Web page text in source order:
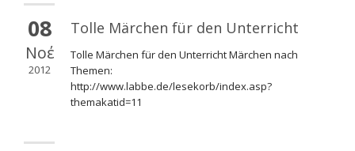
08
Νοέ
2012
Tolle Märchen für den Unterricht
Tolle Märchen für den Unterricht Märchen nach
Themen:
http://www.labbe.de/lesekorb/index.asp?
themakatid=11